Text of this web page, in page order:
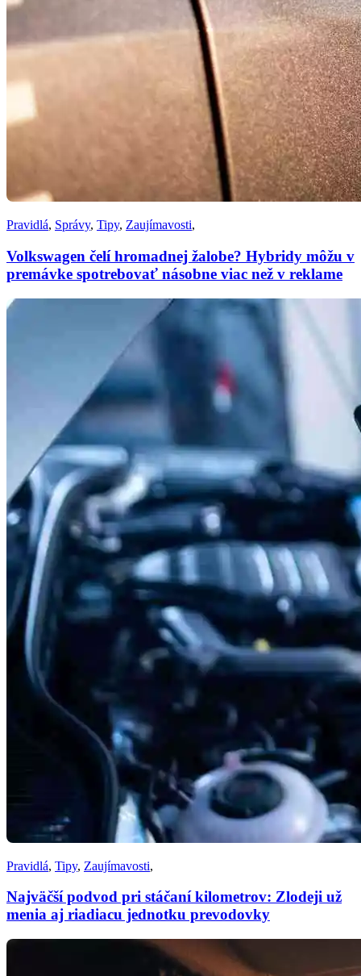
Pravidlá, Správy, Tipy, Zaujímavosti,
Volkswagen čelí hromadnej žalobe? Hybridy môžu v
premávke spotrebovať násobne viac než v reklame
Pravidlá, Tipy, Zaujímavosti,
Najväčší podvod pri stáčaní kilometrov: Zlodeji už
menia aj riadiacu jednotku prevodovky